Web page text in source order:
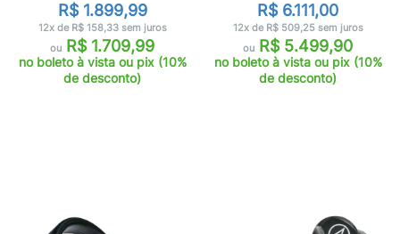
R$ 1.899,99
12x de R$ 158,33 sem juros
ou R$ 1.709,99
no boleto à vista ou pix (10%
de desconto)
R$ 6.111,00
12x de R$ 509,25 sem juros
ou R$ 5.499,90
no boleto à vista ou pix (10%
de desconto)